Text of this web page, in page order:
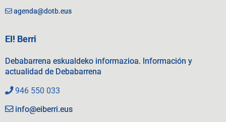
agenda@dotb.eus
EI! Berri
Debabarrena eskualdeko informazioa. Información y
actualidad de Debabarrena
946 550 033
info@eiberri.eus